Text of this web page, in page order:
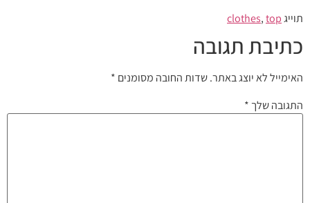
תוייג
clothes,top
כתיבת תגובה
האימייל לא יוצג באתר.שדות החובה מסומנים *
התגובה שלך *